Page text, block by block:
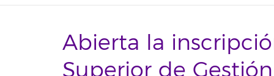
Abierta la
Superior de